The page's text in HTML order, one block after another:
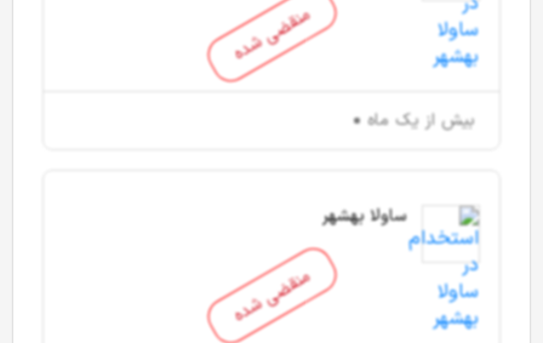
منقضی شده
بیش از یک ماه
منقضی شده
ساولا بهشهر